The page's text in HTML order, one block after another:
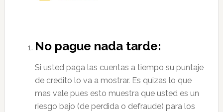
No pague nada tarde:
Si usted paga las cuentas a tiempo su puntaje
de credito lo va a mostrar. Es quizas lo que
mas vale pues esto muestra que usted es un
riesgo bajo (de perdida o defraude) para los